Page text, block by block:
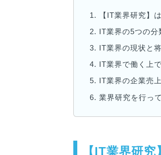
1.
【IT業界研究】
2. IT業界の5つの分
3. IT業界の現状と
4. IT業界で働く上
5. IT業界の企業売
6. 業界研究を行っ
【IT業界研